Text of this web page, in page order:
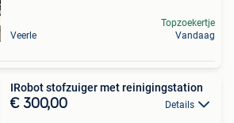
Veerle
Topzoekertje
Vandaag
IRobot stofzuiger met reinigingstation
€ 300,00 Details